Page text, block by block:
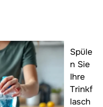
Spüle
n Sie
Ihre
Trinkf
lasch